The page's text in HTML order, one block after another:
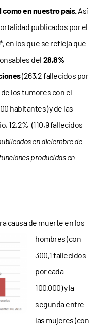
como en nuestro país.Así
publicados por el
, en los que se refleja que
del 28,8%
(263,2 fallecidos por
los tumores con el
habitantes) y de las
12,2% (110,9 fallecidos
en diciembre de
producidas en
causa de muerte en los
hombres (con
300,1 fallecidos
por cada
100.000) y la
segunda entre
las mujeres (con